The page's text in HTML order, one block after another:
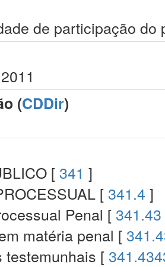
de participação
(CDDir)
[ 341 ]
[ 341.4 ]
Penal [ 341.43
matéria penal [
testemunhais [